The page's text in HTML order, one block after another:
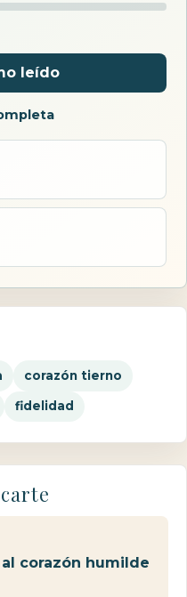
leído
corazón tierno
fidelidad
corazón humilde